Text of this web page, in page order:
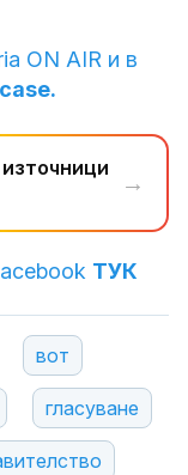
ON AIR и в
→
ТУК
вот
гласуване